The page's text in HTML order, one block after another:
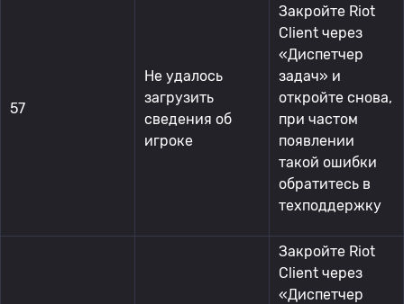
57
Не удалось
загрузить
сведения об
игроке
Закройте Riot
Client через
«Диспетчер
задач» и
откройте снова,
при частом
появлении
такой ошибки
обратитесь в
техподдержку
Закройте Riot
Client через
«Диспетчер